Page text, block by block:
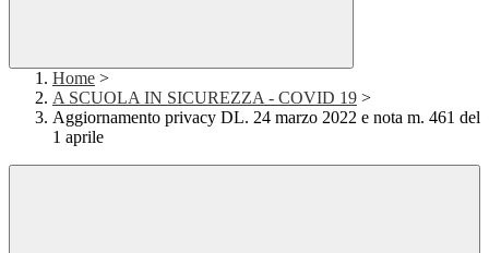
Home >
A SCUOLA IN SICUREZZA - COVID 19 >
Aggiornamento privacy DL. 24 marzo 2022 e nota m. 461 del
1 aprile